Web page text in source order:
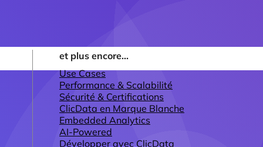
et plus encore...
Use Cases
Performance & Scalabilité
Sécurité & Certifications
ClicData en Marque Blanche
Embedded Analytics
AI-Powered
Développer avec ClicData